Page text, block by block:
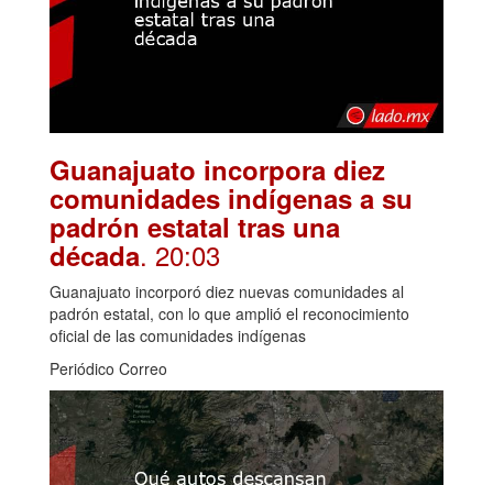
Guanajuato incorpora diez
comunidades indígenas a su
padrón estatal tras una
década. 20:03
Guanajuato incorporó diez nuevas comunidades al
padrón estatal, con lo que amplió el reconocimiento
oficial de las comunidades indígenas
Periódico Correo